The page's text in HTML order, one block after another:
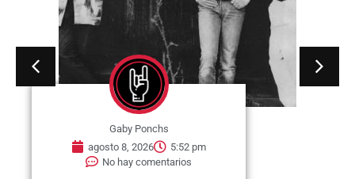
Gaby Ponchs
agosto 8, 2026
5:52 pm
No hay comentarios